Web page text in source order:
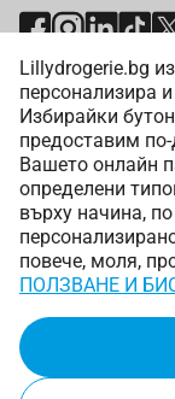
Lillydrogerie.bg
персонализира
Избирайки
предоставим
Вашето онлайн
определени
върху начина,
повече, моля,
ПОЛЗВАНЕ И
Начини на
Начини на
Copyright © 2025
запазени.